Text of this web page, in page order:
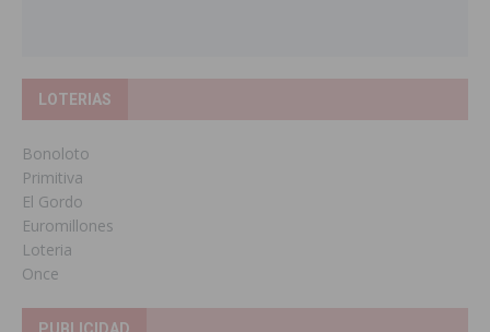
LOTERIAS
Bonoloto
Primitiva
El Gordo
Euromillones
Loteria
Once
PUBLICIDAD